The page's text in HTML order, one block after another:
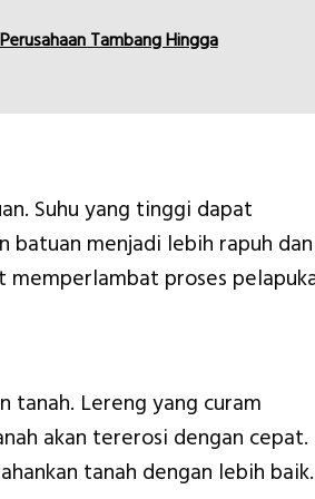
Tambang Hingga
Suhu yang tinggi dapat
batuan menjadi lebih rapuh dan
memperlambat proses
Lereng yang curam
akan tererosi dengan cepat.
tanah dengan lebih baik.